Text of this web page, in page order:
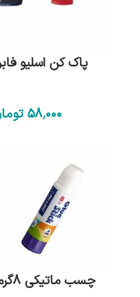
پاک کن اسلیو
58٬000
چسب ماتیکی 8گرم پیکاسو